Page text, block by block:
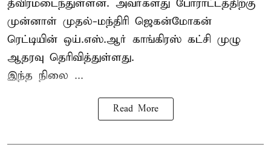
தீவிரமடைந்துள்ளன. அவர்களது போராட்டத்திற்கு
முன்னாள் முதல்-மந்திரி ஜெகன்மோகன்
ரெட்டியின் ஒய்.எஸ்.ஆர் காங்கிரஸ் கட்சி முழு
ஆதரவு தெரிவித்துள்ளது.
இந்த நிலை ...
Read More